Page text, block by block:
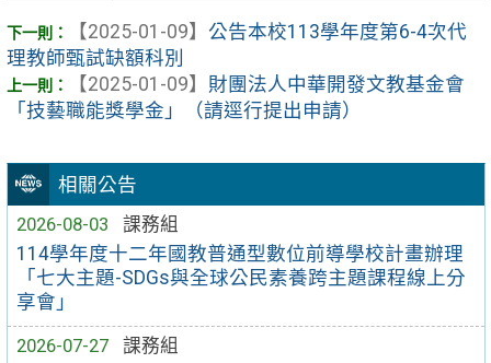
相關公告
2026-08-03
課務組
114學年度十二年國教普通型數位前導學校計畫辦理
「七大主題-SDGs與全球公民素養跨主題課程線上分
享會」
2026-07-27
課務組
【2025-01-09】 公告本校113學年度第6-4次代
理教師甄試缺額科別
【2025-01-09】 財團法人中華開發文教基金會
「技藝職能獎學金」（請逕行提出申請）